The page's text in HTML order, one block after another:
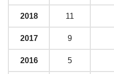
2018 11
2017 9
2016 5